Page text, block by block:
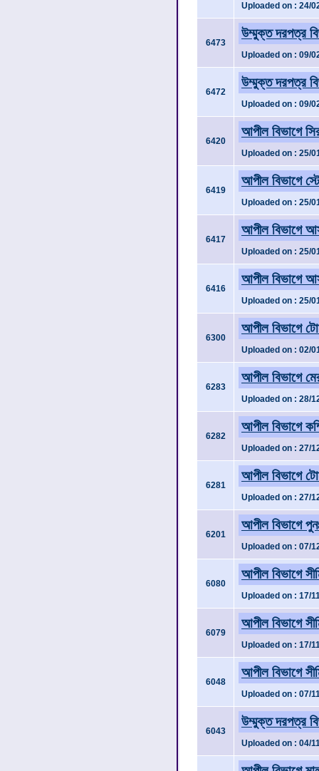
Uploaded on : 24/
6473
উম্মুক্ত দরপত্র
Uploaded on : 09/
6472
উম্মুক্ত দরপত্র
Uploaded on : 09/
6420
আপীল বিভাগে
Uploaded on : 25/
6419
আপীল বিভাগে
Uploaded on : 25/
6417
আপীল বিভাগে
Uploaded on : 25/
6416
আপীল বিভাগে
Uploaded on : 25/
6300
আপীল বিভাগে
Uploaded on : 02/
6283
আপীল বিভাগে
Uploaded on : 28/
6282
আপীল বিভাগে
Uploaded on : 27/
6281
আপীল বিভাগে
Uploaded on : 27/
6201
আপীল বিভাগে
Uploaded on : 07/
6080
আপীল বিভাগে
Uploaded on : 17/
6079
আপীল বিভাগে
Uploaded on : 17/
6048
আপীল বিভাগে
Uploaded on : 07/
6043
উম্মুক্ত দরপত্র
Uploaded on : 04/